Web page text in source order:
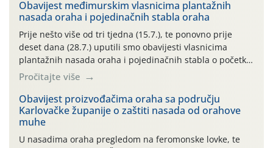
06.7.)! Na početku ovog mjeseca je zabilježeno je
povijesno i ekstremno vruće meteorološko razdoblje, uz
najviše temperature […]
Obavijest međimurskim vlasnicima plantažnih
nasada oraha i pojedinačnih stabla oraha
Prije nešto više od tri tjedna (15.7.), te ponovno prije
deset dana (28.7.) uputili smo obavijesti vlasnicima
plantažnih nasada oraha i pojedinačnih stabla o početku
leta i ovogodišnjoj potrebi usmjerenog suzbijanja
orahove muhe (Rhagoletis completa)! Već dvanaest dana
traje drugi ovogodišnji “toplinski udar”, koji naročito
izražen zadnja šest dana (31.7.-05.8.), jer najviše
temperature zraka svakodnevno […]
Pročitajte više
Obavijest proizvođačima oraha sa području
Karlovačke županije o zaštiti nasada od orahove
muhe
U nasadima oraha pregledom na feromonske lovke, te